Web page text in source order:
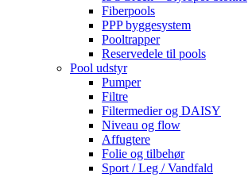
Fiberpools
PPP byggesystem
Pooltrapper
Reservedele til pools
Pool udstyr
Pumper
Filtre
Filtermedier og DAISY
Niveau og flow
Affugtere
Folie og tilbehør
Sport / Leg / Vandfald